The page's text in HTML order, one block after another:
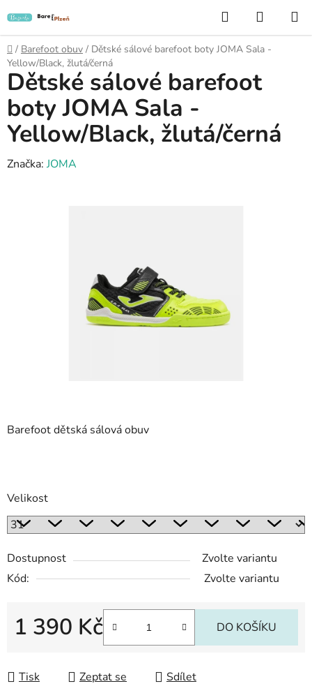
na
obsah
Hledat
KOŠÍK
Domů
/ Barefoot obuv / Dětské sálové barefoot boty JOMA Sala -
Yellow/Black, žlutá/černá
Barefoot dětská sálová obuv
Velikost
Dostupnost
Zvolte variantu
Kód:
Zvolte variantu
1 390 Kč DO KOŠÍKU
Tisk Zeptat se Sdílet
Dětské sálové barefoot
boty JOMA Sala -
Yellow/Black, žlutá/černá
Značka: JOMA